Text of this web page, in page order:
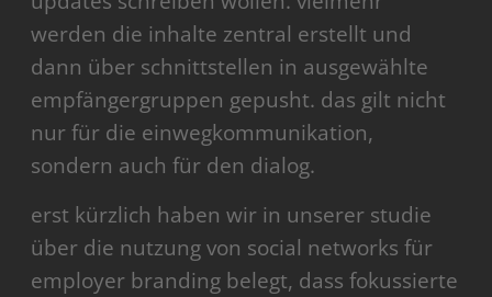
werden die inhalte zentral erstellt und
dann über schnittstellen in ausgewählte
empfängergruppen gepusht. das gilt nicht
nur für die einwegkommunikation,
sondern auch für den dialog.
erst kürzlich haben wir in unserer studie
über die nutzung von social networks für
employer branding belegt, dass fokussierte